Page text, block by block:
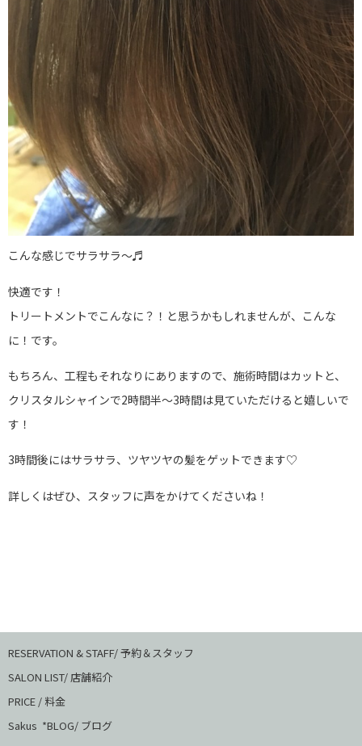
こんな感じでサラサラ〜♬
快適です！
トリートメントでこんなに？！と思うかもしれませんが、こんな
に！です。
もちろん、工程もそれなりにありますので、施術時間はカットと、
クリスタルシャインで2時間半〜3時間は見ていただけると嬉しいで
す！
3時間後にはサラサラ、ツヤツヤの髪をゲットできます♡
詳しくはぜひ、スタッフに声をかけてくださいね！
RESERVATION & STAFF/ 予約＆スタッフ
SALON LIST/ 店舗紹介
PRICE / 料金
Sakus *BLOG/ ブログ